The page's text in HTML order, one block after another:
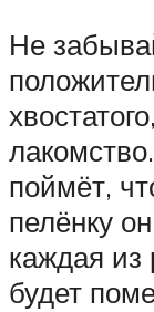
Не
поймёт,
пелёнку
каждая из
будет